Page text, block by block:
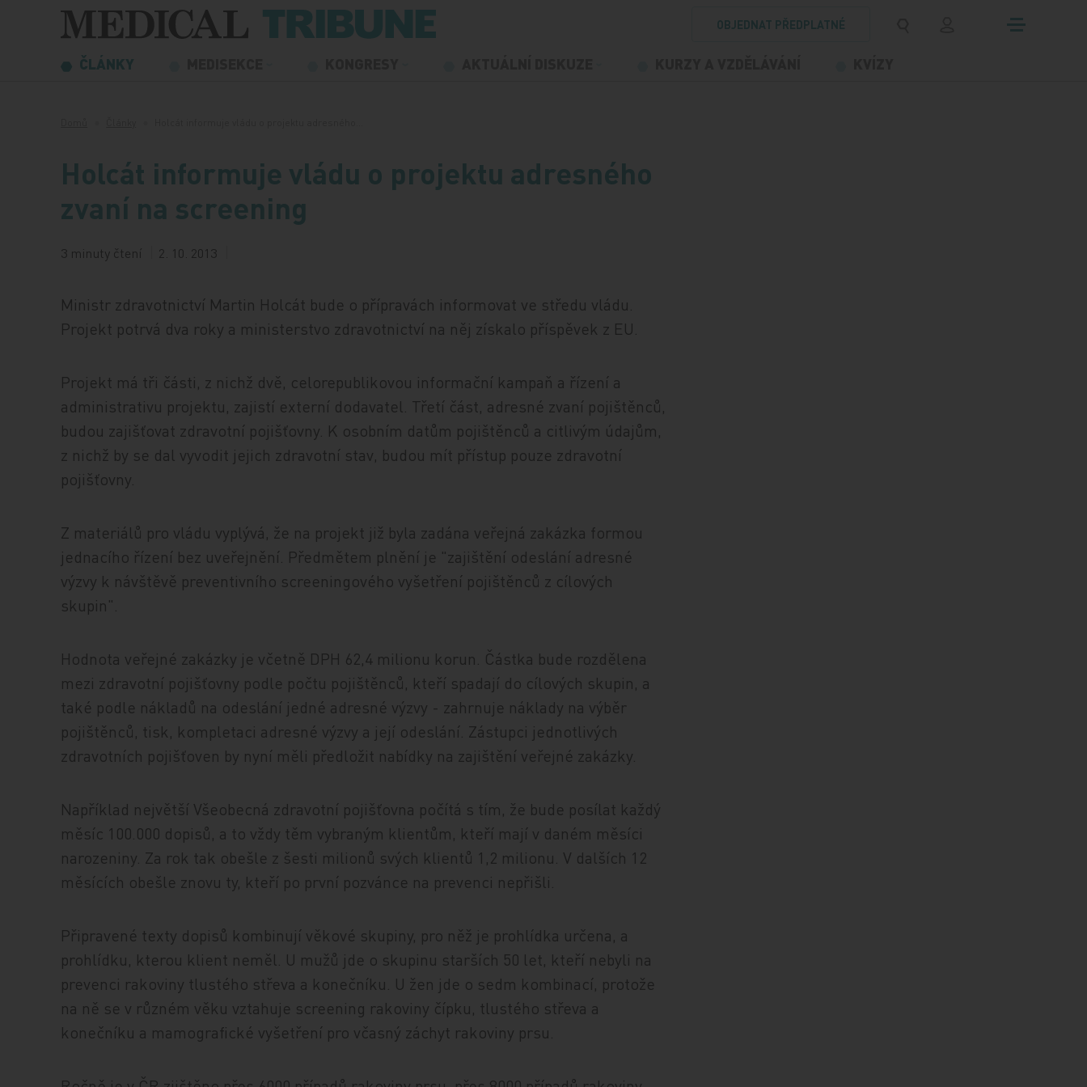
Přeskočit na obsah
OBJEDNAT PŘEDPLATNÉ
ČLÁNKY
Holcát informuje vládu o projektu adresného
zvaní na screening
3 minuty čtení 2. 10. 2013
Ministr zdravotnictví Martin Holcát bude o přípravách informovat ve středu vládu.
Projekt potrvá dva roky a ministerstvo zdravotnictví na něj získalo příspěvek z EU.
Projekt má tři části, z nichž dvě, celorepublikovou informační kampaň a řízení a
administrativu projektu, zajistí externí dodavatel. Třetí část, adresné zvaní pojištěnců,
budou zajišťovat zdravotní pojišťovny. K osobním datům pojištěnců a citlivým údajům,
z nichž by se dal vyvodit jejich zdravotní stav, budou mít přístup pouze zdravotní
pojišťovny.
Z materiálů pro vládu vyplývá, že na projekt již byla zadána veřejná zakázka formou
jednacího řízení bez uveřejnění. Předmětem plnění je "zajištění odeslání adresné
výzvy k návštěvě preventivního screeningového vyšetření pojištěnců z cílových
skupin".
Hodnota veřejné zakázky je včetně DPH 62,4 milionu korun. Částka bude rozdělena
mezi zdravotní pojišťovny podle počtu pojištěnců, kteří spadají do cílových skupin, a
také podle nákladů na odeslání jedné adresné výzvy - zahrnuje náklady na výběr
pojištěnců, tisk, kompletaci adresné výzvy a její odeslání. Zástupci jednotlivých
zdravotních pojišťoven by nyní měli předložit nabídky na zajištění veřejné zakázky.
Například největší Všeobecná zdravotní pojišťovna počítá s tím, že bude posílat každý
měsíc 100.000 dopisů, a to vždy těm vybraným klientům, kteří mají v daném měsíci
narozeniny. Za rok tak obešle z šesti milionů svých klientů 1,2 milionu. V dalších 12
měsících obešle znovu ty, kteří po první pozvánce na prevenci nepřišli.
Připravené texty dopisů kombinují věkové skupiny, pro něž je prohlídka určena, a
prohlídku, kterou klient neměl. U mužů jde o skupinu starších 50 let, kteří nebyli na
prevenci rakoviny tlustého střeva a konečníku. U žen jde o sedm kombinací, protože
na ně se v různém věku vztahuje screening rakoviny čípku, tlustého střeva a
konečníku a mamografické vyšetření pro včasný záchyt rakoviny prsu.